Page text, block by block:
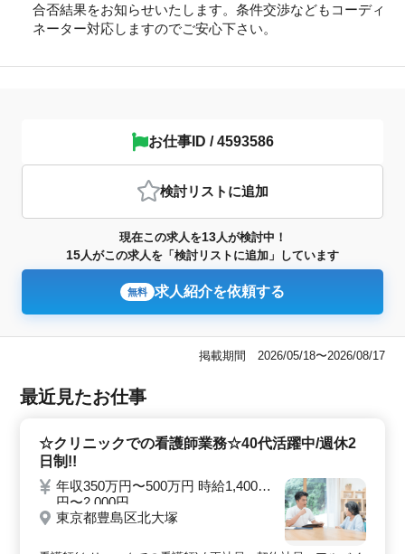
合否結果をお知らせいたします。条件交渉などもコーディ
ネーター対応しますのでご安心下さい。
お仕事ID / 4593586
検討リスト に追加
現在この求人を13人が検討中！
15人がこの求人を「検討リストに追加」しています
無料 求人紹介を依頼する
掲載期間 2026/05/18〜2026/08/17
最近見たお仕事
☆クリニックでの看護師業務☆40代活躍中/週休2
日制!!
年収350万円〜500万円 時給1,400
円〜2,000円
東京都豊島区北大塚